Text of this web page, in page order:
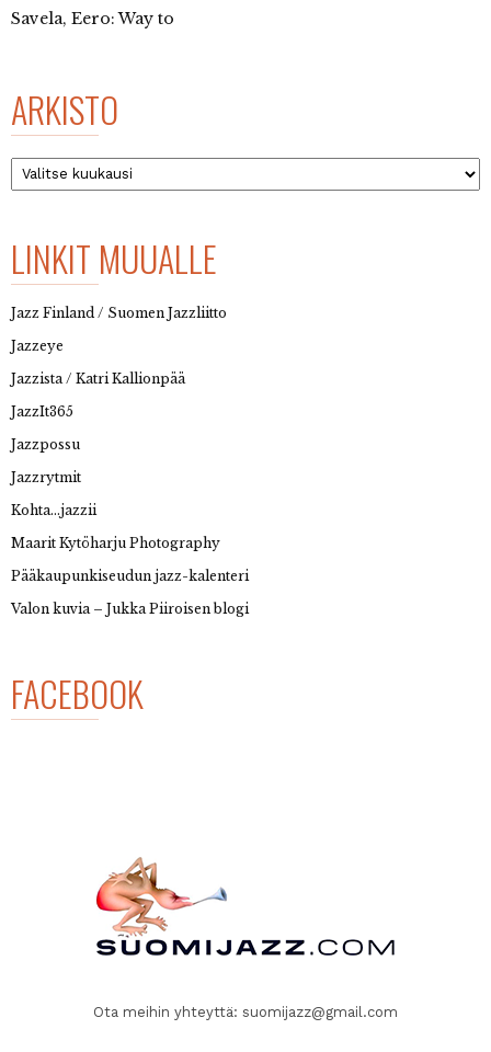
Savela, Eero: Way to
ARKISTO
Arkisto
LINKIT MUUALLE
Jazz Finland / Suomen Jazzliitto
Jazzeye
Jazzista / Katri Kallionpää
JazzIt365
Jazzpossu
Jazzrytmit
Kohta…jazzii
Maarit Kytöharju Photography
Pääkaupunkiseudun jazz-kalenteri
Valon kuvia – Jukka Piiroisen blogi
FACEBOOK
Ota meihin yhteyttä: suomijazz@gmail.com